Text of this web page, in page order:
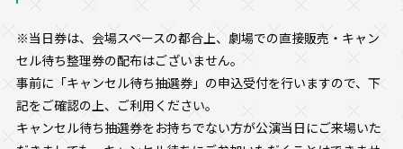
※当日券は、会場スペースの都合上、劇場での直接販売・キャン
セル待ち整理券の配布はございません。
事前に「キャンセル待ち抽選券」の申込受付を行いますので、下
記をご確認の上、ご利用ください。
キャンセル待ち抽選券をお持ちでない方が公演当日にご来場いた